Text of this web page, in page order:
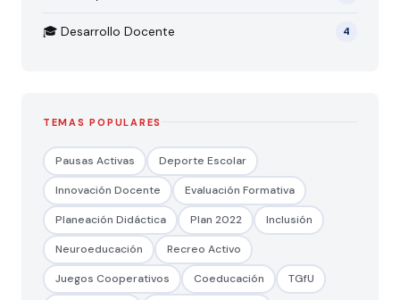
🎓 Desarrollo Docente 4
TEMAS POPULARES
Pausas Activas Deporte Escolar
Innovación Docente Evaluación Formativa
Planeación Didáctica Plan 2022 Inclusión
Neuroeducación Recreo Activo
Juegos Cooperativos Coeducación TGfU